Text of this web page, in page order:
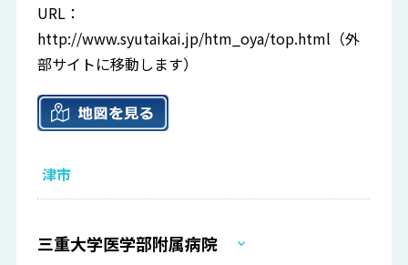
URL：
http://www.syutaikai.jp/htm_oya/top.html （外
部サイトに移動します）
津市
三重大学医学部附属病院